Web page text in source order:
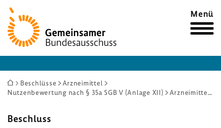
Zur
Startseite
Menü
Sie
sind
Beschlüsse
Arzneimittel
Nutzenbewertung nach § 35a SGB V (Anlage XII)
Arzneimittel-Richtlinie/Anlage XII: Ibrutinib (neues Anwendungsgebiet: Morbus Waldenström, Kombination mit Rituximab)
Beschluss